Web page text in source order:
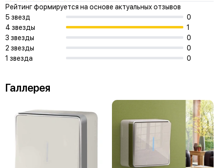
Рейтинг формируется на основе актуальных отзывов
5 звезд
0
4 звезды
1
3 звезды
0
2 звезды
0
1 звезда
0
Галлерея